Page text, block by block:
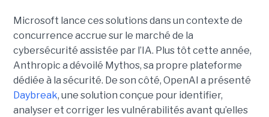
Microsoft lance ces solutions dans un contexte de
concurrence accrue sur le marché de la
cybersécurité assistée par l’IA. Plus tôt cette année,
Anthropic a dévoilé Mythos, sa propre plateforme
dédiée à la sécurité. De son côté, OpenAI a présenté
Daybreak, une solution conçue pour identifier,
analyser et corriger les vulnérabilités avant qu’elles